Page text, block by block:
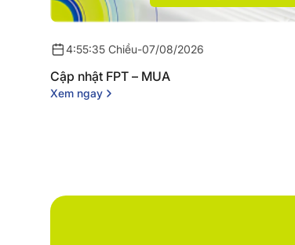
4:55:35 Chiều-07/08/2026
Cập nhật FPT – MUA
Xem ngay